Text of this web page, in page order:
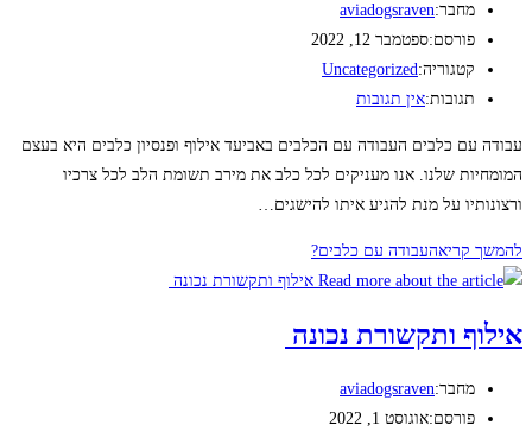
מחבר:aviadogsraven
פורסם:ספטמבר 12, 2022
קטגוריה:Uncategorized
תגובות:אין תגובות
עבודה עם כלבים העבודה עם הכלבים באביעד אילוף ופנסיון כלבים היא בעצם
המומחיות שלנו. אנו מעניקים לכל כלב את מירב תשומת הלב לכל צרכיו
ורצונותיו על מנת להגיע איתו להישגים…
להמשך קריאהעבודה עם כלבים?
אילוף ותקשורת נכונה
מחבר:aviadogsraven
פורסם:אוגוסט 1, 2022